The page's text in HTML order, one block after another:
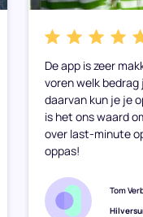
De app is zeer
voren welk
daarvan kun je je
is het ons waard
over last-minute
oppas!
Tom